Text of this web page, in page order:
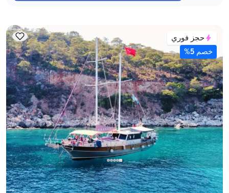
حجز فوري
خصم 5%
قالقان, Antalya قارب جديد